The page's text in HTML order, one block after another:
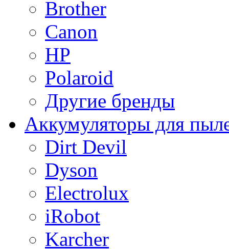
Brother
Canon
HP
Polaroid
Другие бренды
Аккумуляторы для
Dirt Devil
Dyson
Electrolux
iRobot
Karcher